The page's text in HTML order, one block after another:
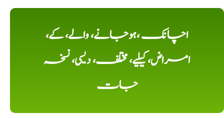
اچانک ،ہوجانے، والے، کے،
امراض، کیلیے، مختلف، دیسی، نسخہ
جات